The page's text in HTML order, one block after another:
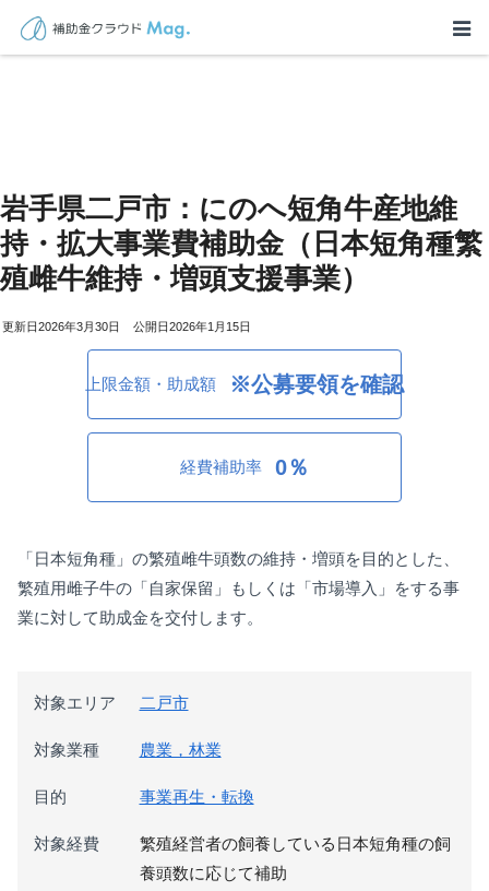
岩手県二戸市：にのへ短角牛産地維
持・拡大事業費補助金（日本短角種繁
殖雌牛維持・増頭支援事業）
2026年3月30日 2026年1月15日
上限金額・助成額 ※公募要領を確認
経費補助率 0％
「日本短角種」の繁殖雌牛頭数の維持・増頭を目的とした、
繁殖用雌子牛の「自家保留」もしくは「市場導入」をする事
業に対して助成金を交付します。
対象エリア 二戸市
対象業種 農業，林業
目的 事業再生・転換
対象経費
繁殖経営者の飼養している日本短角種の飼
養頭数に応じて補助